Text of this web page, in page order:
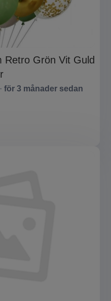
Retro Grön Vit Guld
för 3 månader sedan